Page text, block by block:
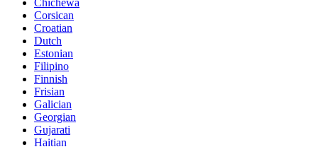
Chichewa
Corsican
Croatian
Dutch
Estonian
Filipino
Finnish
Frisian
Galician
Georgian
Gujarati
Haitian